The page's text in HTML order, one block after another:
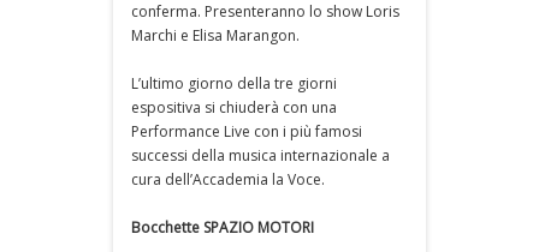
conferma. Presenteranno lo show Loris
Marchi e Elisa Marangon.
L’ultimo giorno della tre giorni
espositiva si chiuderà con una
Performance Live con i più famosi
successi della musica internazionale a
cura dell’Accademia la Voce.
Bocchette SPAZIO MOTORI